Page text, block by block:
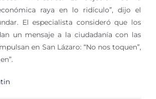
raya en lo ridículo”, dijo el
El especialista consideró que los
un mensaje a la ciudadanía con las
en San Lázaro: “No nos toquen”,